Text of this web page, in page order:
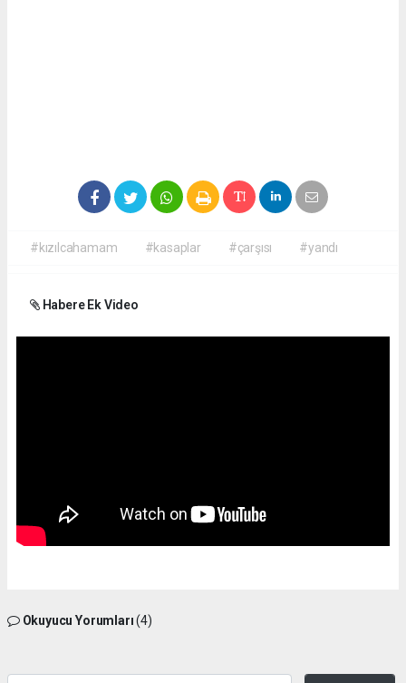
#kızılcahamam #kasaplar #çarşısı #yandı
Habere Ek Video
Okuyucu Yorumları(4)